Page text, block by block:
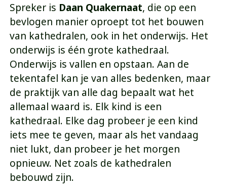
Spreker is Daan Quakernaat, die op een
bevlogen manier oproept tot het bouwen
van kathedralen, ook in het onderwijs. Het
onderwijs is één grote kathedraal.
Onderwijs is vallen en opstaan. Aan de
tekentafel kan je van alles bedenken, maar
de praktijk van alle dag bepaalt wat het
allemaal waard is. Elk kind is een
kathedraal. Elke dag probeer je een kind
iets mee te geven, maar als het vandaag
niet lukt, dan probeer je het morgen
opnieuw. Net zoals de kathedralen
bebouwd zijn.